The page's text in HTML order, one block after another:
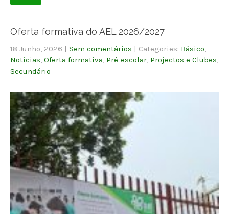
Oferta formativa do AEL 2026/2027
18 Junho, 2026 | Sem comentários | Categories: Básico
Notícias Oferta formativa Pré-escolar Projectos e Clubes
Secundário